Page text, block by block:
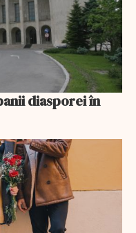
diasporei în